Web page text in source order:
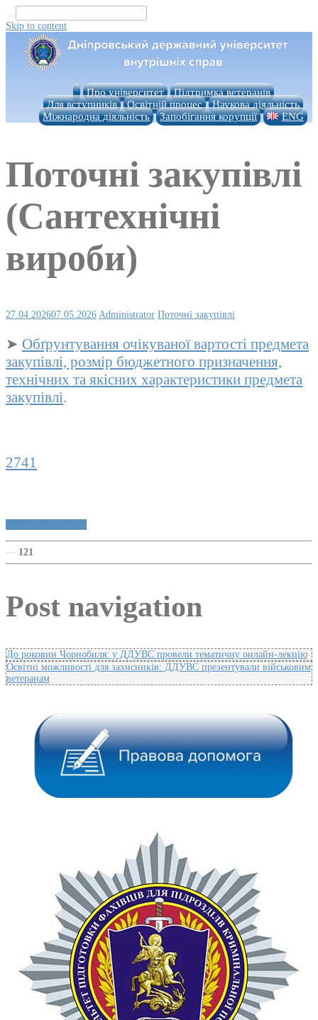
...
Skip to content
Про університет
Підтримка ветеранів
Для вступників
Освітній процес
Наукова діяльність
Міжнародна діяльність
Запобігання корупції ENG
Поточні закупівлі
(Сантехнічні
вироби)
27.04.202607.05.2026 Administrator Поточні закупівлі
➤ Обґрунтування очікуваної вартості предмета
закупівлі, розмір бюджетного призначення,
технічних та якісних характеристики предмета
закупівлі.
2741
— 121
Post navigation
До роковин Чорнобиля: у ДДУВС провели тематичну онлайн-лекцію
Освітні можливості для захисників: ДДУВС презентували військовим
ветеранам